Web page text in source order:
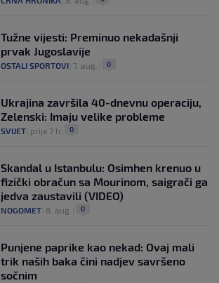
Tužne vijesti: Preminuo nekadašnji
prvak Jugoslavije
OSTALI SPORTOVI 7. aug. 0
Ukrajina završila 40-dnevnu operaciju,
Zelenski: Imaju velike probleme
SVIJET prije 7 h 0
Skandal u Istanbulu: Osimhen krenuo u
fizički obračun sa Mourinom, saigrači ga
jedva zaustavili (VIDEO)
NOGOMET 8. aug. 0
Punjene paprike kao nekad: Ovaj mali
trik naših baka čini nadjev savršeno
sočnim